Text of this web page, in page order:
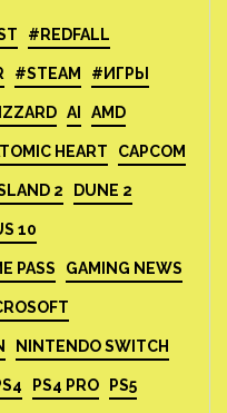
#REDFALL
#STEAM #ИГРЫ
AI AMD
HEART CAPCOM
2 DUNE 2
10
PASS GAMING NEWS
NINTENDO SWITCH
PS4 PRO PS5